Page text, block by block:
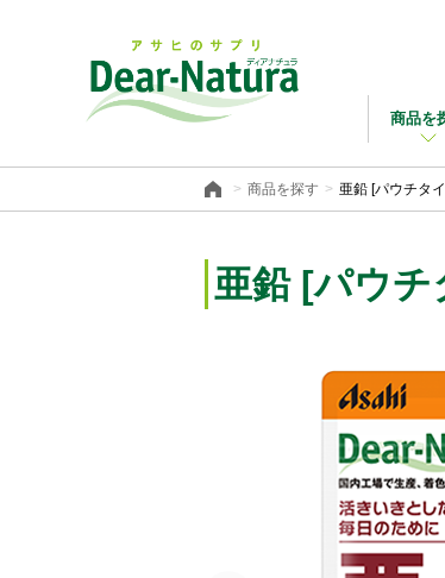
商品を
商品を探す 亜鉛 [パウチタ
亜鉛 [パウチ